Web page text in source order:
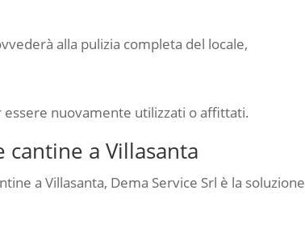
alla pulizia completa del locale,
nuovamente utilizzati o affittati.
a Villasanta
a Villasanta, Dema Service Srl è la soluzione